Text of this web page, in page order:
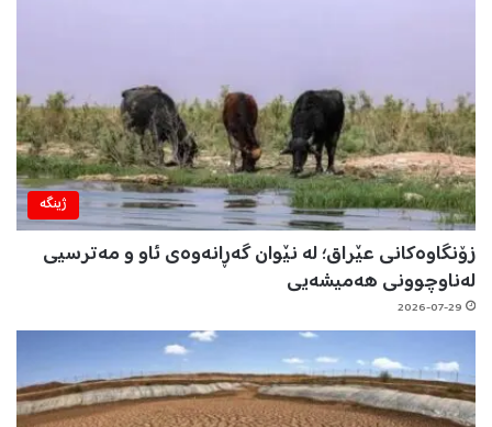
ژینگه‌
زۆنگاوەکانی عێراق؛ لە نێوان گەڕانەوەی ئاو و مەترسیی
لەناوچوونی هەمیشەیی
2026-07-29